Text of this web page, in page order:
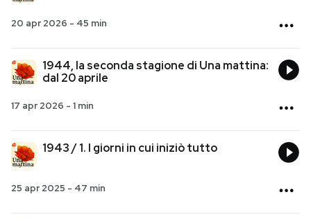
20 apr 2026 - 45 min
1944, la seconda stagione di Una mattina:
dal 20 aprile
17 apr 2026 - 1 min
1943 / 1. I giorni in cui iniziò tutto
25 apr 2025 - 47 min